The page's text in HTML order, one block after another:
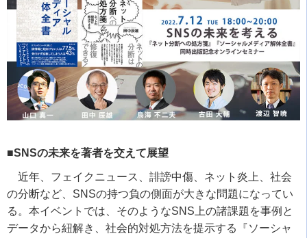
■SNSの未来を著者を交えて展望
近年、フェイクニュース、誹謗中傷、ネット炎上、社会
の分断など、 SNSの持つ負の側面が大きな問題になってい
る。本イベントでは、そのようなSNS 上の諸課題を事例と
データから紐解き、社会的対処方法を提示する『ソーシャ